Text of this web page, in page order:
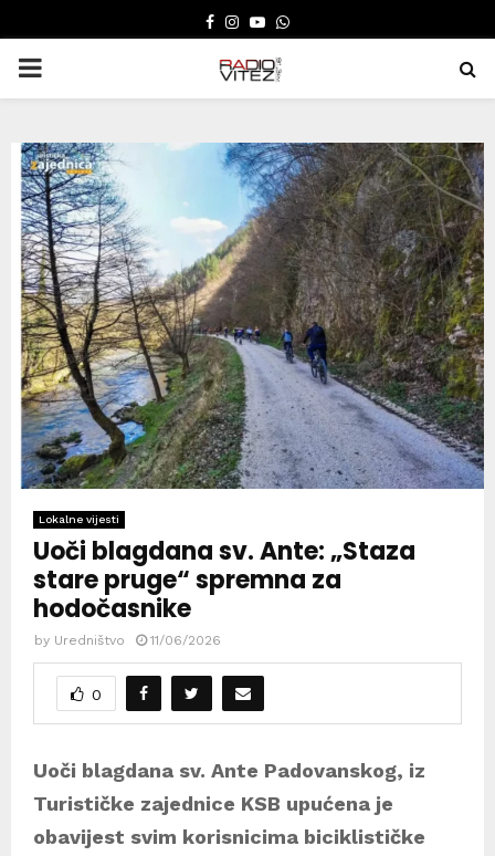
FACEBOOK
INSTAGRAM
YOUTUBE
WHATSAPP
PRIMARY
Lokalne vijesti
Uoči blagdana sv. Ante: „Staza
stare pruge“ spremna za
hodočasnike
by Uredništvo 11/06/2026
0
Uoči blagdana sv. Ante Padovanskog, iz
Turističke zajednice KSB upućena je
obavijest svim korisnicima biciklističke